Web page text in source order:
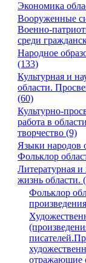
Экономика
Вооруженные
Военно-
среди
Народное
(133)
Культурная и
области.
(60)
Культурно-
работа в
творчество (9)
Языки народов
Фольклор
Литературная и
жизнь области.
Фольклор
отражающие